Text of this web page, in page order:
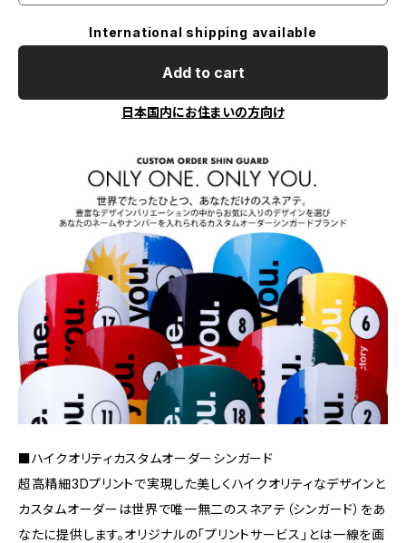
International shipping available
Add to cart
日本国内にお住まいの方向け
■ハイクオリティカスタムオーダーシンガード
超高精細3Dプリントで実現した美しくハイクオリティなデザインと
カスタムオーダーは世界で唯一無二のスネアテ（シンガード）をあ
なたに提供します。オリジナルの「プリントサービス」とは一線を画